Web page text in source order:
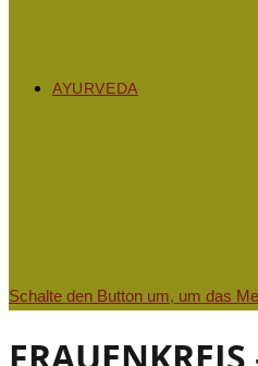
AYURVEDA
Schalte den Button um, um das